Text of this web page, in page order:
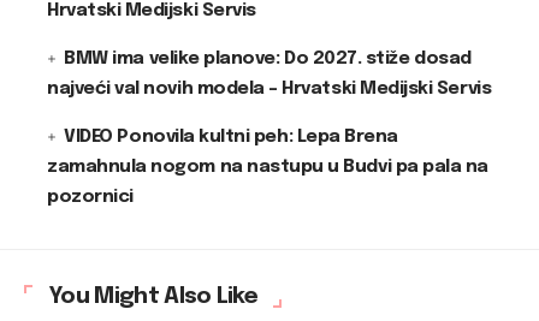
Hrvatski Medijski Servis
BMW ima velike planove: Do 2027. stiže dosad
najveći val novih modela – Hrvatski Medijski Servis
VIDEO Ponovila kultni peh: Lepa Brena
zamahnula nogom na nastupu u Budvi pa pala na
pozornici
You Might Also Like